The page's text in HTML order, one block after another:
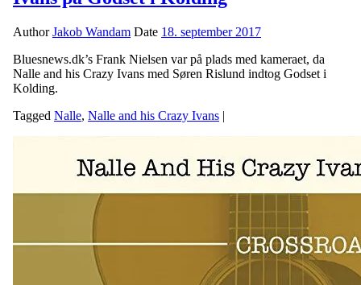
AuthorJakob Wandam Date 18. september 2017
Bluesnews.dk’s Frank Nielsen var på plads med kameraet, da
Nalle and his Crazy Ivans med Søren Rislund indtog Godset i
Kolding.
Tagged Nalle, Nalle and his Crazy Ivans |